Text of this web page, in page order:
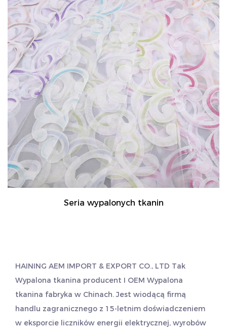
Seria wypalonych tkanin
HAINING AEM IMPORT & EXPORT CO., LTD Tak
Wypalona tkanina producent I OEM Wypalona
tkanina fabryka w Chinach. Jest wiodącą firmą
handlu zagranicznego z 15-letnim doświadczeniem
w eksporcie liczników energii elektrycznej, wyrobów